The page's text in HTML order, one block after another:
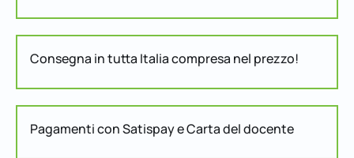
Consegna in tutta Italia compresa nel prezzo!
Pagamenti con Satispay e Carta del docente